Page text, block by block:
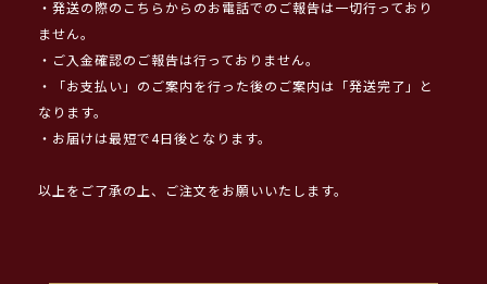
・発送の際のこちらからのお電話でのご報告は一切行っており
ません。
・ご入金確認のご報告は行っておりません。
・「お支払い」のご案内を行った後のご案内は「発送完了」と
なります。
・お届けは最短で4日後となります。
以上をご了承の上、ご注文をお願いいたします。